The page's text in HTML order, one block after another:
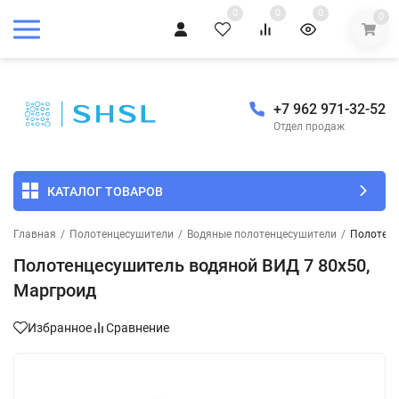
0 0 0 0
+7 962 971-32-52
Отдел продаж
КАТАЛОГ ТОВАРОВ
Главная / Полотенцесушители / Водяные полотенцесушители /
Полотенцесушитель водяной ВИД 7 80х50,
Маргроид
Избранное Сравнение